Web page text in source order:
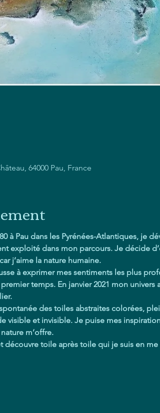
64000 Pau, France
à Pau dans les Pyrénées-Atlantiques, je
exploité dans mon parcours. Je décide
j’aime la nature humaine.
à exprimer mes sentiments les plus
temps. En janvier 2021 mon univers
des toiles abstraites colorées,
visible et invisible. Je puise mes
m’offre.
découvre toile après toile qui je suis en